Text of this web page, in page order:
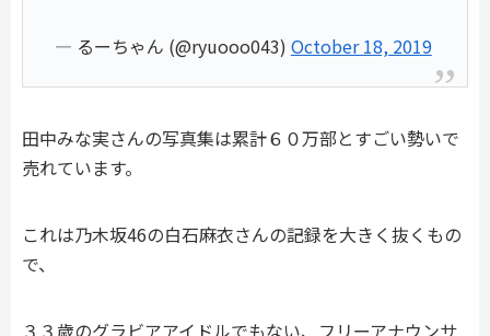
— るーちゃん (@ryuooo043) October 18, 2019
田中みな実さんの写真集は累計６０万部とすごい勢いで
売れています。
これは乃木坂46の白石麻衣さんの記録を大きく抜くもの
で、
３３歳のグラビアアイドルでもない、フリーアナウンサ